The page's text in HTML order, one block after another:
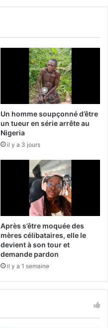
Un homme soupçonné d’être
un tueur en série arrête au
Nigeria
il y a 3 jours
Après s’être moquée des
mères célibataires, elle le
devient à son tour et
demande pardon
il y a 1 semaine